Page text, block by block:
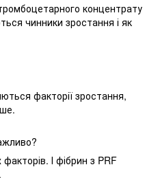
концентрату
чинники зростання і як
факторії зростання,
І фібрин з PRF